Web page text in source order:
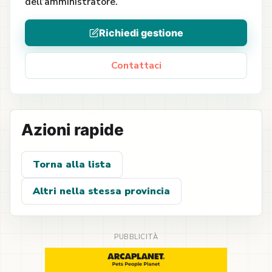
Richiedi gestione
Contattaci
Azioni rapide
Torna alla lista
Altri nella stessa provincia